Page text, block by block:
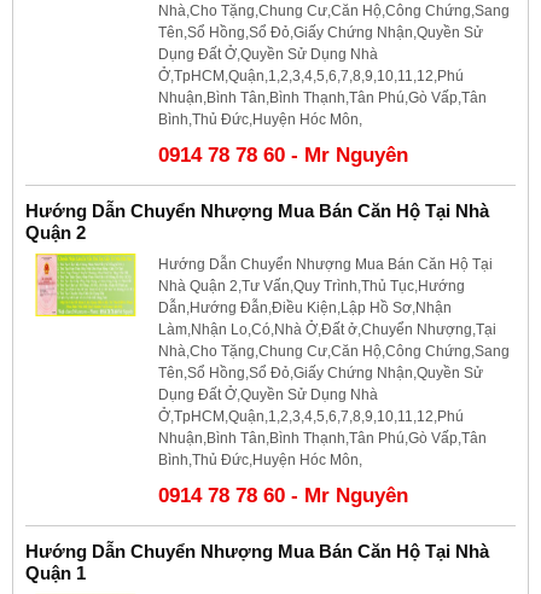
Nhà,Cho Tặng,Chung Cư,Căn Hộ,Công Chứng,Sang
Tên,Sổ Hồng,Sổ Đỏ,Giấy Chứng Nhận,Quyền Sử
Dụng Đất Ở,Quyền Sử Dụng Nhà
Ở,TpHCM,Quận,1,2,3,4,5,6,7,8,9,10,11,12,Phú
Nhuận,Bình Tân,Bình Thạnh,Tân Phú,Gò Vấp,Tân
Bình,Thủ Đức,Huyện Hóc Môn,
0914 78 78 60 - Mr Nguyên
Hướng Dẫn Chuyển Nhượng Mua Bán Căn Hộ Tại Nhà
Quận 2
Hướng Dẫn Chuyển Nhượng Mua Bán Căn Hộ Tại
Nhà Quận 2,Tư Vấn,Quy Trình,Thủ Tục,Hướng
Dẫn,Hướng Đẫn,Điều Kiện,Lập Hồ Sơ,Nhận
Làm,Nhận Lo,Có,Nhà Ở,Đất ở,Chuyển Nhượng,Tại
Nhà,Cho Tặng,Chung Cư,Căn Hộ,Công Chứng,Sang
Tên,Sổ Hồng,Sổ Đỏ,Giấy Chứng Nhận,Quyền Sử
Dụng Đất Ở,Quyền Sử Dụng Nhà
Ở,TpHCM,Quận,1,2,3,4,5,6,7,8,9,10,11,12,Phú
Nhuận,Bình Tân,Bình Thạnh,Tân Phú,Gò Vấp,Tân
Bình,Thủ Đức,Huyện Hóc Môn,
0914 78 78 60 - Mr Nguyên
Hướng Dẫn Chuyển Nhượng Mua Bán Căn Hộ Tại Nhà
Quận 1